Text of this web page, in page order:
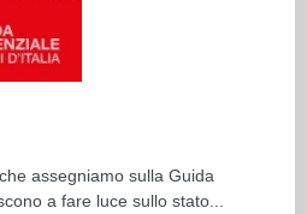
assegniamo sulla Guida
a fare luce sullo stato...